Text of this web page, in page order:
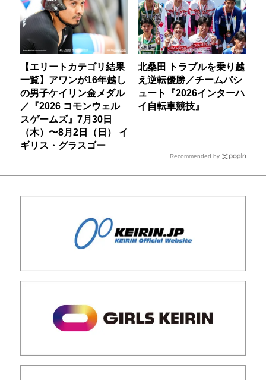
【エリートカテゴリ結果
一覧】アワンが16年越し
の男子ケイリン金メダル
／『2026 コモンウェル
スゲームズ』7月30日
（木）〜8月2日（日） イ
ギリス・グラスゴー
北桑田 トラブルを乗り越
え逆転優勝／チームパシ
ュート『2026インターハ
イ自転車競技』
Recommended by